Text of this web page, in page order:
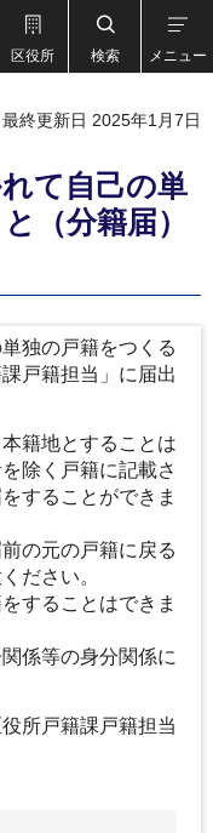
区役所 検索 メニュー
最終更新日 2025年1月7日
て自己の単
（分籍届）
独の戸籍をつくる
戸籍担当」に届出
籍地とすることは
除く戸籍に記載さ
することができま
の元の戸籍に戻る
ださい。
することはできま
係等の身分関係に
所戸籍課戸籍担当